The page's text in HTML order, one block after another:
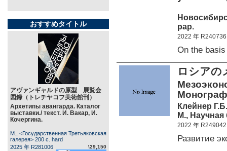
おすすめタイトル
アヴァンギャルドの原型 展覧会
図録（トレチヤコフ美術館刊）
Архетипы авангарда. Каталог
выставки./ текст. И. Вакар, И.
Кочергина.
М., <Государственная Третьяковская
галерея> 200 c. hard
2025 年 R281006
\29,150
pap.
2022 年 R240736
On the
ロシア
Клейнер
М., Научная
2022 年 R249042
Развитие